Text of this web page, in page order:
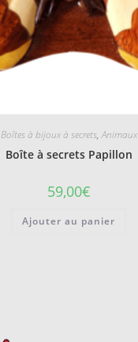
Boîtes à bijoux à secrets,Animaux
Boîte à secrets Papillon
59,00€
Ajouter au panier